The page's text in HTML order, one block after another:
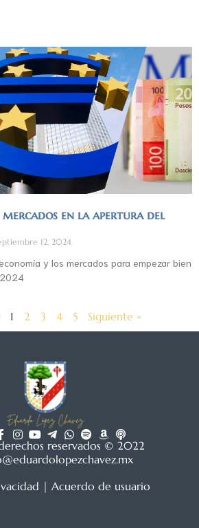
mercados en la apertura del
12, 2024
y los mercados para empezar bien
1 2 3 4 5 Siguiente »
reservados © 2022
| Acuerdo de usuario